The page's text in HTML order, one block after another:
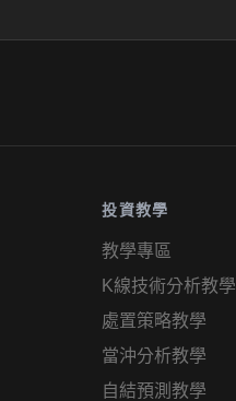
投資教學
教學專區
K線技術分析教學
處置策略教學
當沖分析教學
自結預測教學